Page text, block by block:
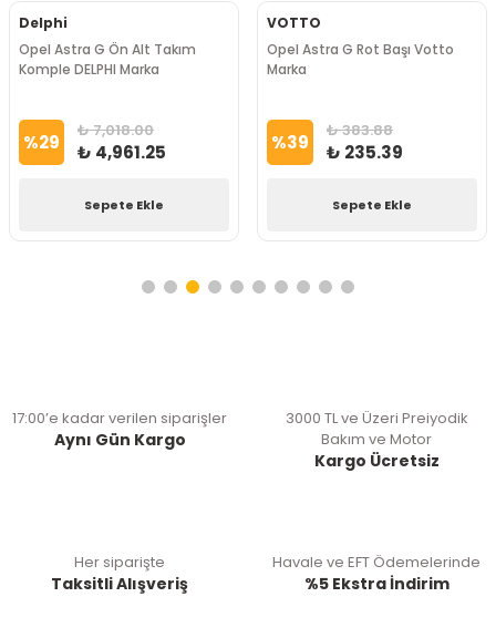
Delphi
Opel Astra G Ön Alt Takım
Komple DELPHI Marka
%29 ₺ 7,018.00
₺ 4,961.25
Sepete Ekle
VOTTO
Opel Astra G Rot Başı Votto
Marka
%39 ₺ 383.88
₺ 235.39
Sepete Ekle
17:00’e kadar verilen siparişler
Aynı Gün Kargo
3000 TL ve Üzeri Preiyodik
Bakım ve Motor
Kargo Ücretsiz
Her siparişte
Taksitli Alışveriş
Havale ve EFT Ödemelerinde
%5 Ekstra İndirim